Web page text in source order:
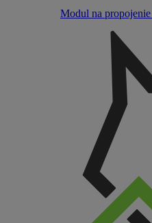
Modul na propojenie